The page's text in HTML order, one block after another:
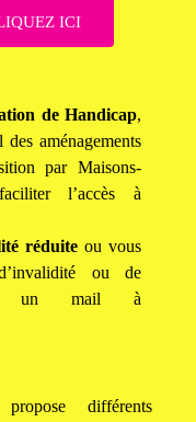
ICI
de Handicap,
aménagements
par Maisons-
l’accès à
réduite ou vous
ou de
un mail à
différents